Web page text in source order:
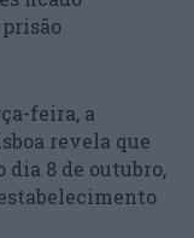
feira, a
revela que
8 de outubro,